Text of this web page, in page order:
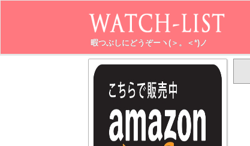
暇つぶしにどうぞーヽ(＞。＜*)ノ